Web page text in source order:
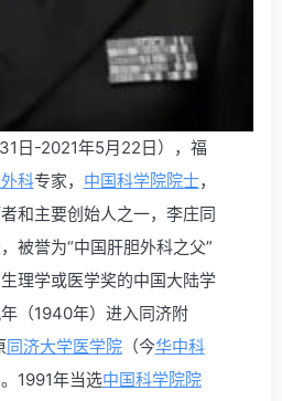
日-2021年5月22日）
，福
科专家， 中国科学院院士，
和主要创始人之一，李庄同
被誉为“中国肝胆外科之父”
理学或医学奖的中国大陆学
（1940年）进入同济附
同济大学医学院（今华中科
1991年当选中国科学院院